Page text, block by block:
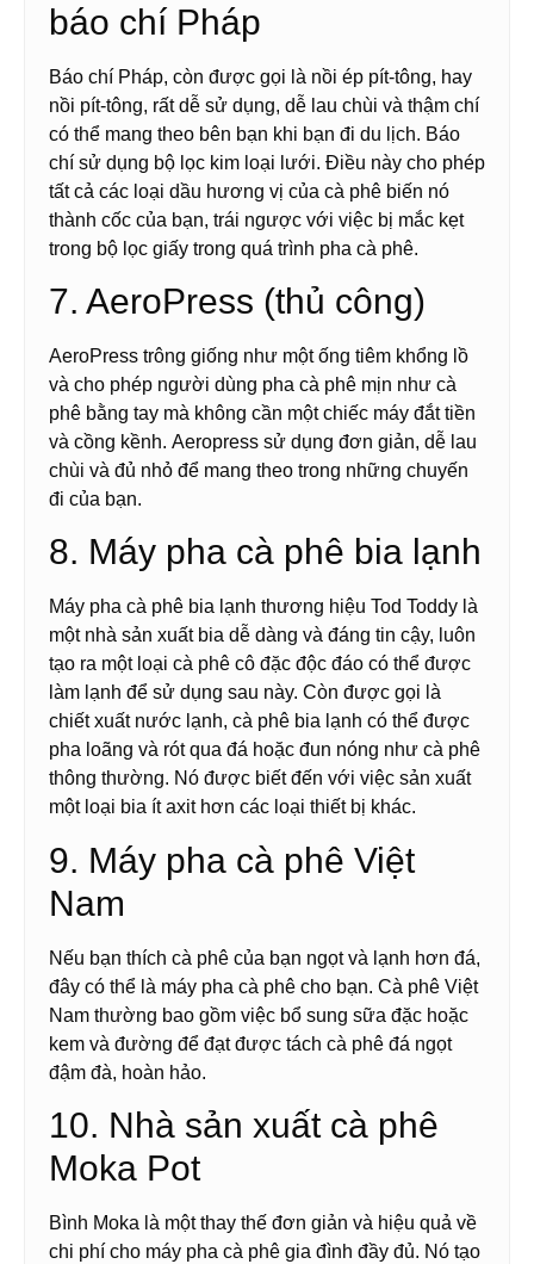
báo chí Pháp
Báo chí Pháp, còn được gọi là nồi ép pít-tông, hay
nồi pít-tông, rất dễ sử dụng, dễ lau chùi và thậm chí
có thể mang theo bên bạn khi bạn đi du lịch. Báo
chí sử dụng bộ lọc kim loại lưới. Điều này cho phép
tất cả các loại dầu hương vị của cà phê biến nó
thành cốc của bạn, trái ngược với việc bị mắc kẹt
trong bộ lọc giấy trong quá trình pha cà phê.
7. AeroPress (thủ công)
AeroPress trông giống như một ống tiêm khổng lồ
và cho phép người dùng pha cà phê mịn như cà
phê bằng tay mà không cần một chiếc máy đắt tiền
và cồng kềnh. Aeropress sử dụng đơn giản, dễ lau
chùi và đủ nhỏ để mang theo trong những chuyến
đi của bạn.
8. Máy pha cà phê bia lạnh
Máy pha cà phê bia lạnh thương hiệu Tod Toddy là
một nhà sản xuất bia dễ dàng và đáng tin cậy, luôn
tạo ra một loại cà phê cô đặc độc đáo có thể được
làm lạnh để sử dụng sau này. Còn được gọi là
chiết xuất nước lạnh, cà phê bia lạnh có thể được
pha loãng và rót qua đá hoặc đun nóng như cà phê
thông thường. Nó được biết đến với việc sản xuất
một loại bia ít axit hơn các loại thiết bị khác.
9. Máy pha cà phê Việt
Nam
Nếu bạn thích cà phê của bạn ngọt và lạnh hơn đá,
đây có thể là máy pha cà phê cho bạn. Cà phê Việt
Nam thường bao gồm việc bổ sung sữa đặc hoặc
kem và đường để đạt được tách cà phê đá ngọt
đậm đà, hoàn hảo.
10. Nhà sản xuất cà phê
Moka Pot
Bình Moka là một thay thế đơn giản và hiệu quả về
chi phí cho máy pha cà phê gia đình đầy đủ. Nó tạo